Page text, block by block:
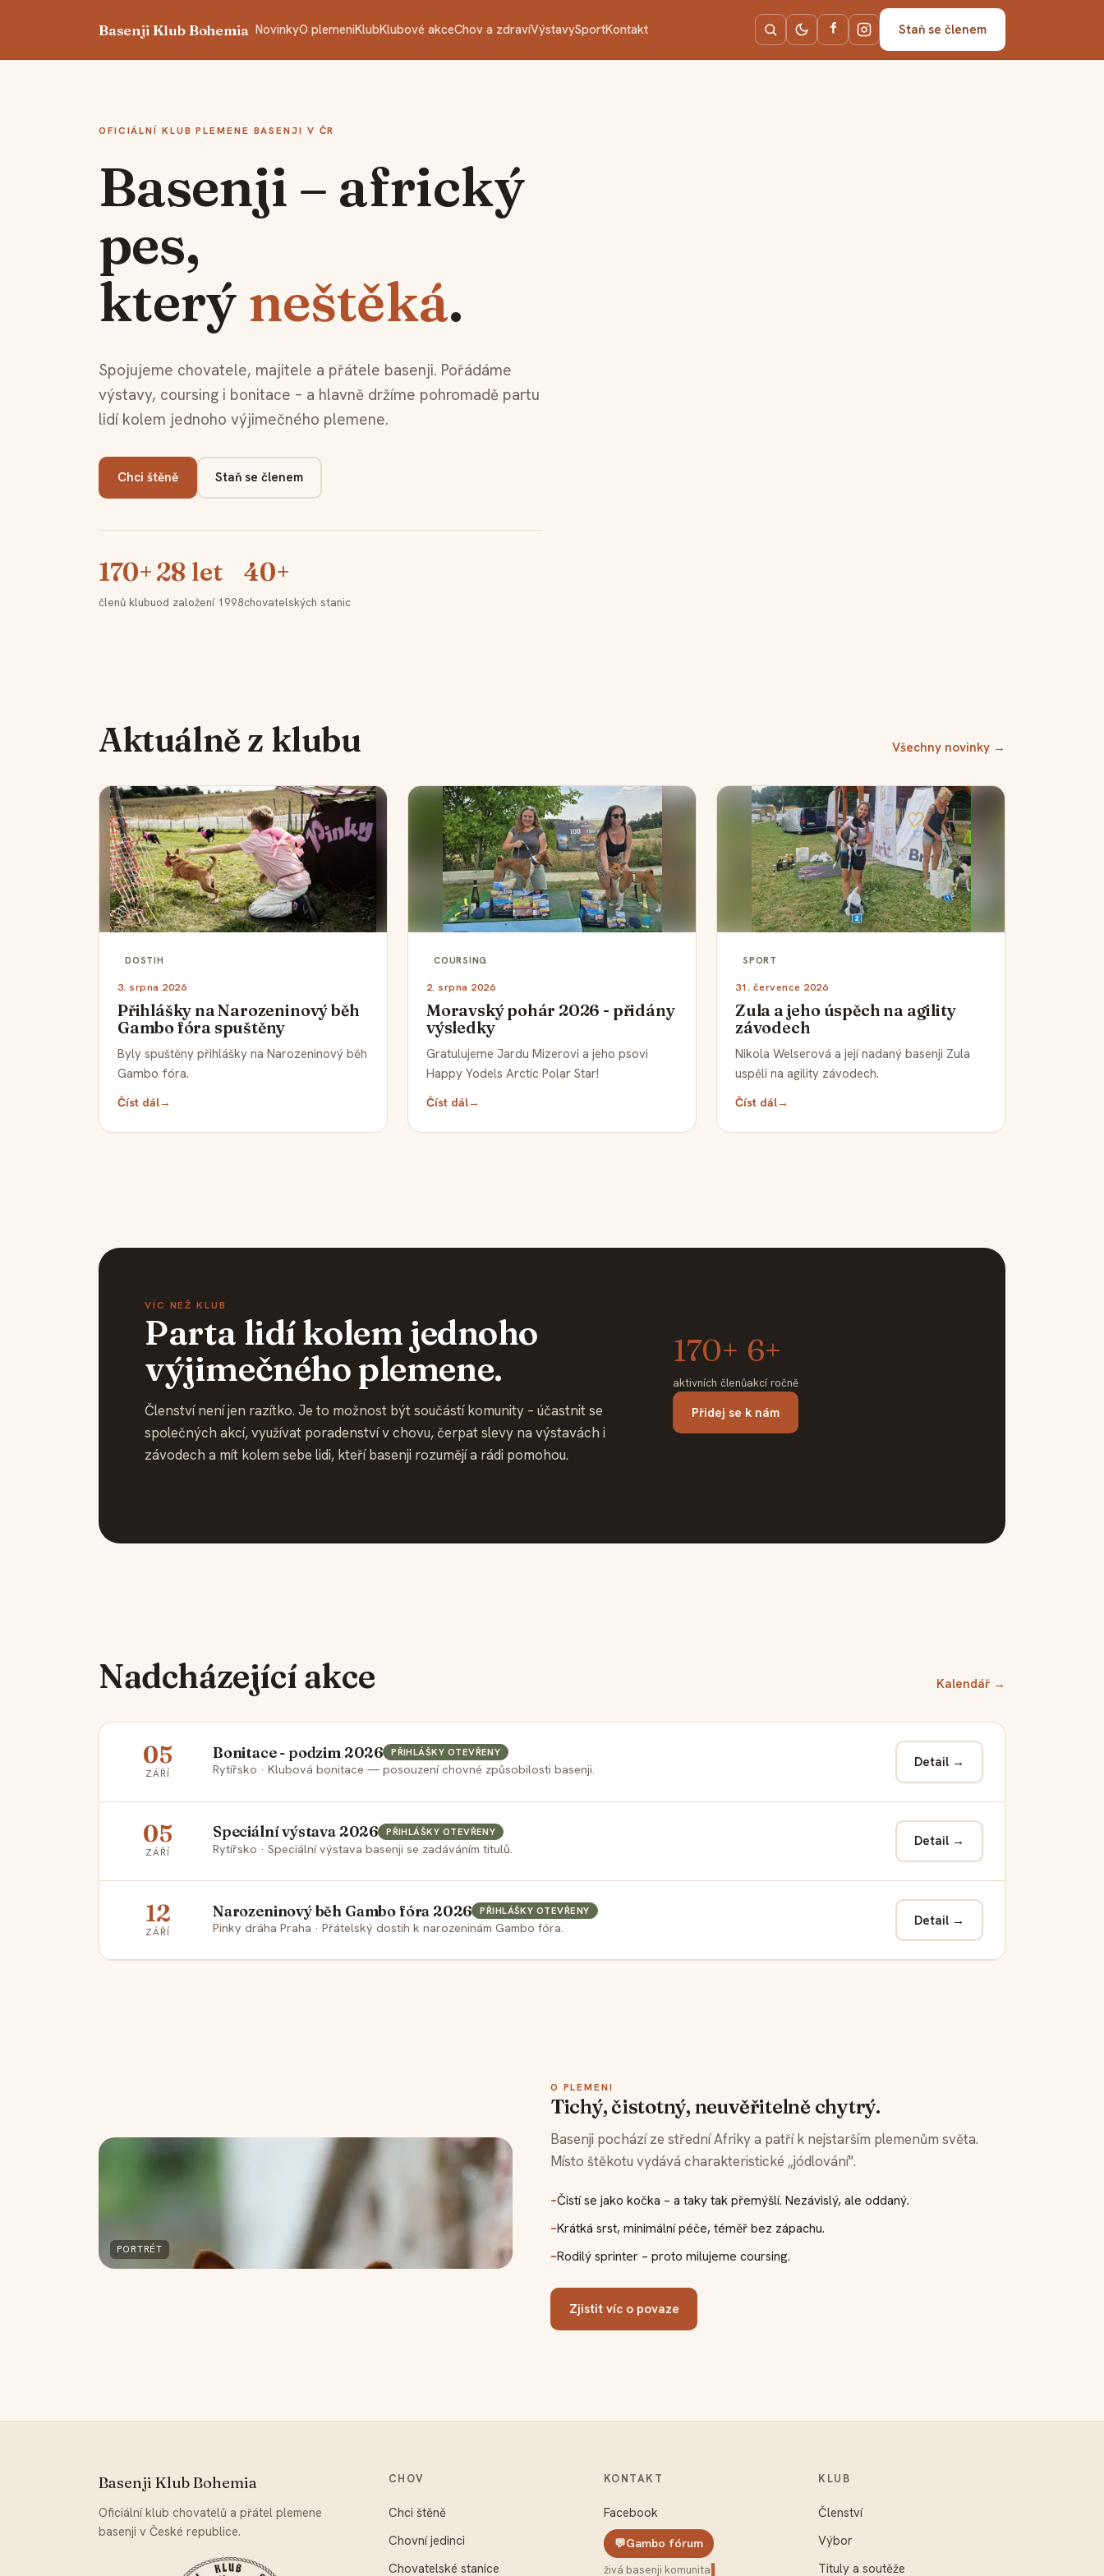
Basenji Klub Bohemia NovinkyO plemeniKlubKlubové akceChov a zdravíVýstavySportKontakt Staň se členem
OFICIÁLNÍ KLUB PLEMENE BASENJI V ČR
Basenji – africký
pes,
kterýneštěká.
Spojujeme chovatele, majitele a přátele basenji. Pořádáme
výstavy, coursing i bonitace – a hlavně držíme pohromadě partu
lidí kolem jednoho výjimečného plemene.
Chci štěně Staň se členem
170+
členů klubu
28 let
od založení 1998
40+
chovatelských stanic
Aktuálně z klubu Všechny novinky →
DOSTIH
3. srpna 2026
Přihlášky na Narozeninový běh
Gambo fóra spuštěny
Byly spuštěny přihlášky na Narozeninový běh
Gambo fóra.
Číst dál→
COURSING
2. srpna 2026
Moravský pohár 2026 - přidány
výsledky
Gratulujeme Jardu Mizerovi a jeho psovi
Happy Yodels Arctic Polar Star!
Číst dál→
SPORT
31. července 2026
Zula a jeho úspěch na agility
závodech
Nikola Welserová a její nadaný basenji Zula
uspěli na agility závodech.
Číst dál→
VÍC NEŽ KLUB
Parta lidí kolem jednoho
výjimečného plemene.
Členství není jen razítko. Je to možnost být součástí komunity – účastnit se
společných akcí, využívat poradenství v chovu, čerpat slevy na výstavách i
závodech a mít kolem sebe lidi, kteří basenji rozumějí a rádi pomohou.
170+
aktivních členů
6+
akcí ročně
Přidej se k nám
Nadcházející akce Kalendář →
05
ZÁŘÍ
Bonitace - podzim 2026 PŘIHLÁŠKY OTEVŘENY
Rytířsko · Klubová bonitace — posouzení chovné způsobilosti basenji. Detail →
05
ZÁŘÍ
Speciální výstava 2026 PŘIHLÁŠKY OTEVŘENY
Rytířsko · Speciální výstava basenji se zadáváním titulů. Detail →
12
ZÁŘÍ
Narozeninový běh Gambo fóra 2026 PŘIHLÁŠKY OTEVŘENY
Pinky dráha Praha · Přátelský dostih k narozeninám Gambo fóra. Detail →
PORTRÉT
O PLEMENI
Tichý, čistotný, neuvěřitelně chytrý.
Basenji pochází ze střední Afriky a patří k nejstarším plemenům světa.
Místo štěkotu vydává charakteristické „jódlování".
–Čistí se jako kočka – a taky tak přemýšlí. Nezávislý, ale oddaný.
–Krátká srst, minimální péče, téměř bez zápachu.
–Rodilý sprinter – proto milujeme coursing.
Zjistit víc o povaze
Basenji Klub Bohemia
Oficiální klub chovatelů a přátel plemene
basenji v České republice.
CHOV
Chci štěně
Chovní jedinci
Chovatelské stanice
KONTAKT
Facebook
💬Gambo fórum
živá basenji komunita
živá basenji komunita
KLUB
Členství
Výbor
Tituly a soutěže